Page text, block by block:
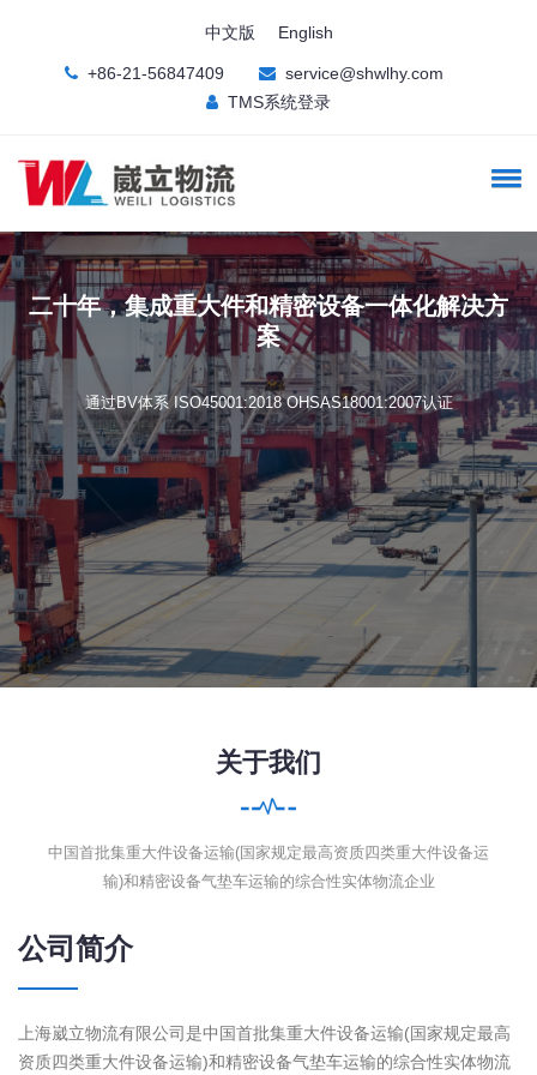
中文版 English
+86-21-56847409
service@shwlhy.com
TMS系统登录
二十年，集成重大件和精密设备一体化解决方
案
通过BV体系 ISO45001:2018 OHSAS18001:2007认证
关于我们
中国首批集重大件设备运输(国家规定最高资质四类重大件设备运
输)和精密设备气垫车运输的综合性实体物流企业
公司简介
上海崴立物流有限公司是中国首批集重大件设备运输(国家规定最高
资质四类重大件设备运输)和精密设备气垫车运输的综合性实体物流